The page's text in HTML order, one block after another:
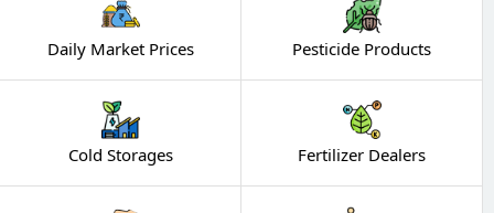
Daily Market Prices Pesticide Products
Cold Storages Fertilizer Dealers